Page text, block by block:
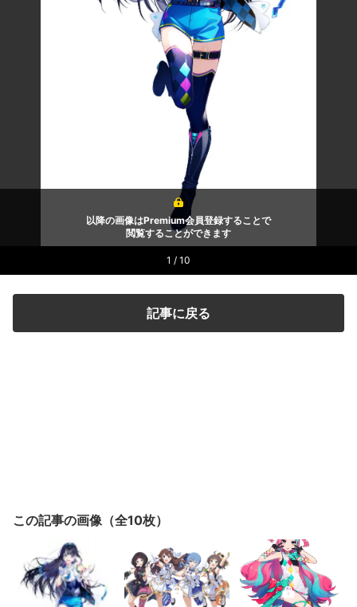
以降の画像はPremium会員登録することで
閲覧することができます
1 / 10
記事に戻る
この記事の画像（全10枚）